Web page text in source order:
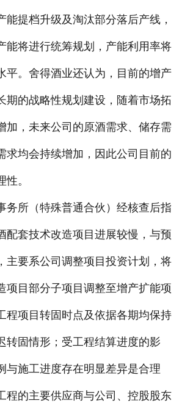
能提档升级及淘汰部分落后产线，
能将进行统筹规划，产能利用率将
平。舍得酒业还认为，目前的增产
期的战略性规划建设，随着市场拓
加，未来公司的原酒需求、储存需
求均会持续增加，因此公司目前的
。
所（特殊普通合伙）经核查后指
配套技术改造项目进展较慢，与预
主要系公司调整项目投资计划，将
项目部分子项目调整至增产扩能项
程项目转固时点及依据各期均保持
转固情形；受工程结算进度的影
与施工进度存在明显差异是合理
程的主要供应商与公司、控股股东